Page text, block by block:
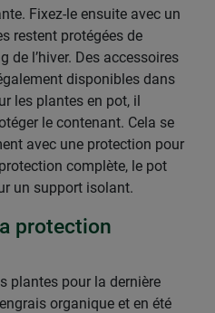
Fixez-le ensuite avec un
restent protégées de
de l’hiver. Des accessoires
disponibles dans
les plantes en pot, il
le contenant. Cela se
avec une protection pour
complète, le pot
un support isolant.
protection
plantes pour la dernière
organique et en été